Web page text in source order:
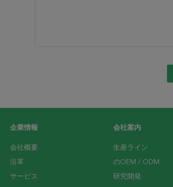
企業情報
会社概要
沿革
サービス
会社案内
生産ライン
のOEM / ODM
研究開発